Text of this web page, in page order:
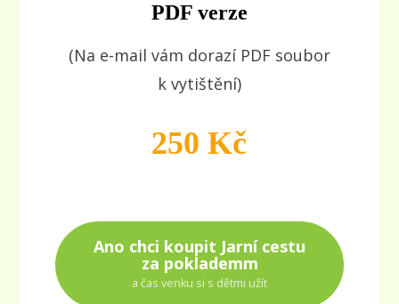
PDF verze
(Na e-mail vám dorazí PDF soubor
k vytištění)
250 Kč
Ano chci koupit Jarní cestu
za poklademm
a čas venku si s dětmi užít